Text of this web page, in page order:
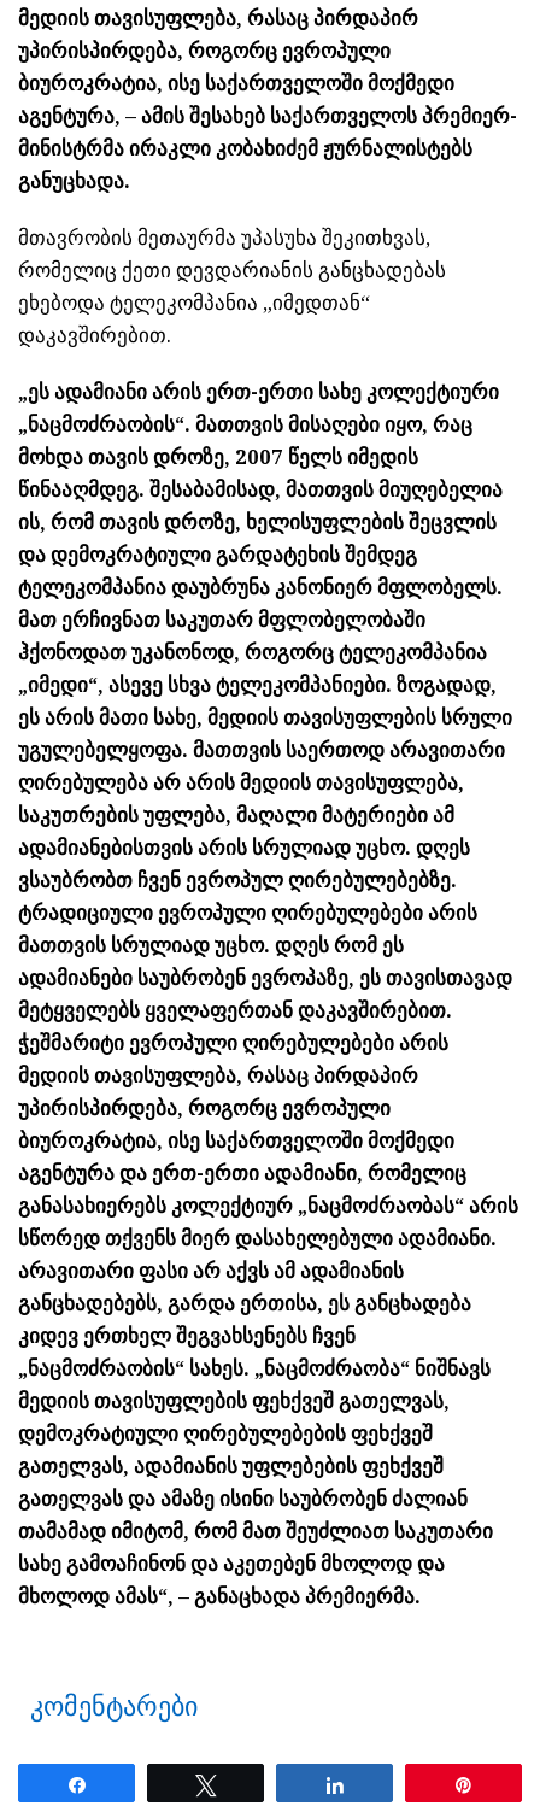
მედიის თავისუფლება, რასაც პირდაპირ
უპირისპირდება, როგორც ევროპული
ბიუროკრატია, ისე საქართველოში მოქმედი
აგენტურა, – ამის შესახებ საქართველოს პრემიერ-
მინისტრმა ირაკლი კობახიძემ ჟურნალისტებს
განუცხადა.
მთავრობის მეთაურმა უპასუხა შეკითხვას,
რომელიც ქეთი დევდარიანის განცხადებას
ეხებოდა ტელეკომპანია „იმედთან“
დაკავშირებით.
„ეს ადამიანი არის ერთ-ერთი სახე კოლექტიური
„ნაცმოძრაობის“. მათთვის მისაღები იყო, რაც
მოხდა თავის დროზე, 2007 წელს იმედის
წინააღმდეგ. შესაბამისად, მათთვის მიუღებელია
ის, რომ თავის დროზე, ხელისუფლების შეცვლის
და დემოკრატიული გარდატეხის შემდეგ
ტელეკომპანია დაუბრუნა კანონიერ მფლობელს.
მათ ერჩივნათ საკუთარ მფლობელობაში
ჰქონოდათ უკანონოდ, როგორც ტელეკომპანია
„იმედი“, ასევე სხვა ტელეკომპანიები. ზოგადად,
ეს არის მათი სახე, მედიის თავისუფლების სრული
უგულებელყოფა. მათთვის საერთოდ არავითარი
ღირებულება არ არის მედიის თავისუფლება,
საკუთრების უფლება, მაღალი მატერიები ამ
ადამიანებისთვის არის სრულიად უცხო. დღეს
ვსაუბრობთ ჩვენ ევროპულ ღირებულებებზე.
ტრადიციული ევროპული ღირებულებები არის
მათთვის სრულიად უცხო. დღეს რომ ეს
ადამიანები საუბრობენ ევროპაზე, ეს თავისთავად
მეტყველებს ყველაფერთან დაკავშირებით.
ჭეშმარიტი ევროპული ღირებულებები არის
მედიის თავისუფლება, რასაც პირდაპირ
უპირისპირდება, როგორც ევროპული
ბიუროკრატია, ისე საქართველოში მოქმედი
აგენტურა და ერთ-ერთი ადამიანი, რომელიც
განასახიერებს კოლექტიურ „ნაცმოძრაობას“ არის
სწორედ თქვენს მიერ დასახელებული ადამიანი.
არავითარი ფასი არ აქვს ამ ადამიანის
განცხადებებს, გარდა ერთისა, ეს განცხადება
კიდევ ერთხელ შეგვახსენებს ჩვენ
„ნაცმოძრაობის“ სახეს. „ნაცმოძრაობა“ ნიშნავს
მედიის თავისუფლების ფეხქვეშ გათელვას,
დემოკრატიული ღირებულებების ფეხქვეშ
გათელვას, ადამიანის უფლებების ფეხქვეშ
გათელვას და ამაზე ისინი საუბრობენ ძალიან
თამამად იმიტომ, რომ მათ შეუძლიათ საკუთარი
სახე გამოაჩინონ და აკეთებენ მხოლოდ და
მხოლოდ ამას“, – განაცხადა პრემიერმა.
კომენტარები